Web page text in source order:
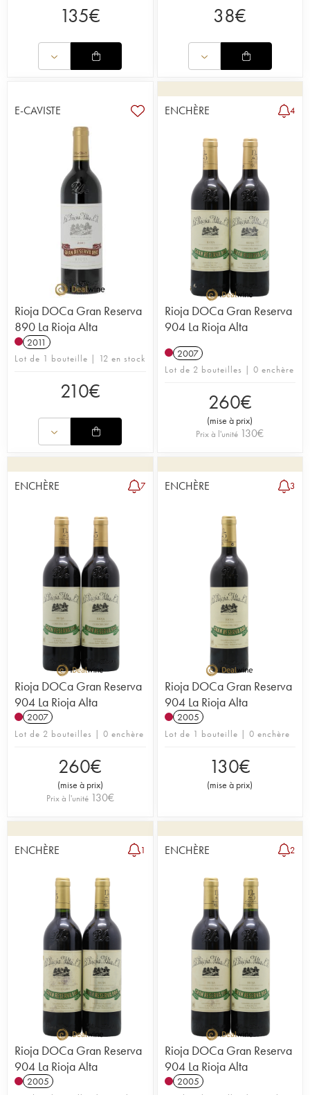
135€ 38€
E-CAVISTE
Rioja DOCa Gran Reserva
890 La Rioja Alta
2011
Lot de 1 bouteille | 12 en stock
210€
ENCHÈRE 4
Rioja DOCa Gran Reserva
904 La Rioja Alta
2007
Lot de 2 bouteilles | 0 enchère
260€
(mise à prix)
Prix à l'unité 130€
ENCHÈRE 7
Rioja DOCa Gran Reserva
904 La Rioja Alta
2007
Lot de 2 bouteilles | 0 enchère
260€
(mise à prix)
Prix à l'unité 130€
ENCHÈRE 3
Rioja DOCa Gran Reserva
904 La Rioja Alta
2005
Lot de 1 bouteille | 0 enchère
130€
(mise à prix)
ENCHÈRE 1
Rioja DOCa Gran Reserva
904 La Rioja Alta
2005
ENCHÈRE 2
Rioja DOCa Gran Reserva
904 La Rioja Alta
2005